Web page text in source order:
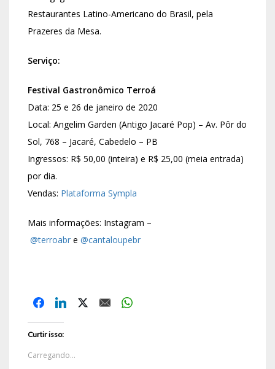
Restaurantes Latino-Americano do Brasil, pela
Prazeres da Mesa.
Serviço:
Festival Gastronômico Terroá
Data: 25 e 26 de janeiro de 2020
Local: Angelim Garden (Antigo Jacaré Pop) – Av. Pôr do
Sol, 768 – Jacaré, Cabedelo – PB
Ingressos: R$ 50,00 (inteira) e R$ 25,00 (meia entrada)
por dia.
Vendas: Plataforma Sympla
Mais informações: Instagram –
@terroabr e @cantaloupebr
Curtir isso:
Carregando...